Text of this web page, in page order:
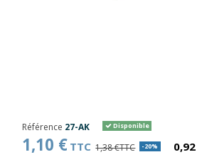
Référence 27-AK Disponible
1,10 € TTC 1,38 €TTC -20%